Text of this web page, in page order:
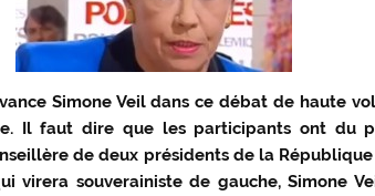
Simone Veil dans ce débat de haute
Il faut dire que les participants ont du
de deux présidents de la
virera souverainiste de gauche, Simone